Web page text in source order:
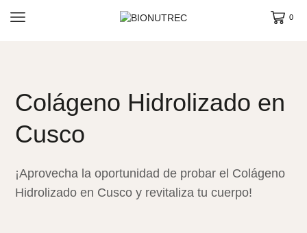
0
Colágeno Hidrolizado en
Cusco
¡Aprovecha la oportunidad de probar el Colágeno
Hidrolizado en Cusco y revitaliza tu cuerpo!